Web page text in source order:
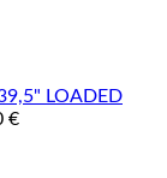
LOADED
€